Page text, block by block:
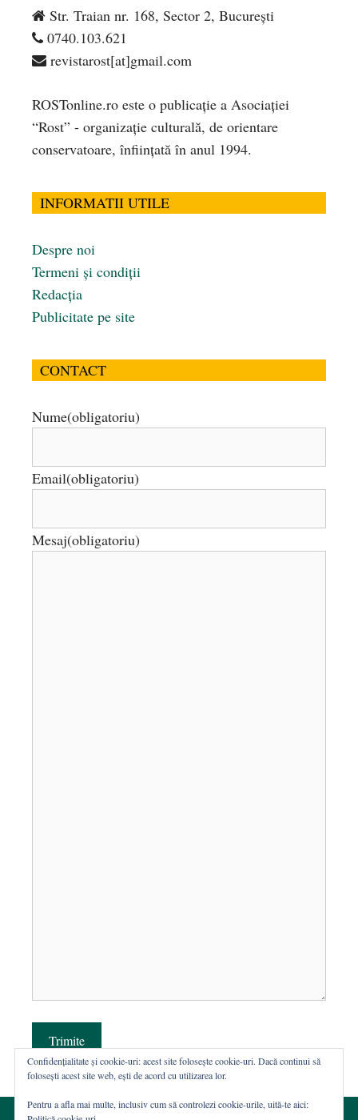
Str. Traian nr. 168, Sector 2, București
0740.103.621
revistarost[at]gmail.com
ROSTonline.ro este o publicaţie a Asociaţiei
“Rost” - organizaţie culturală, de orientare
conservatoare, înfiinţată în anul 1994.
INFORMATII UTILE
Despre noi
Termeni și condiții
Redacția
Publicitate pe site
CONTACT
Nume(obligatoriu)
Email(obligatoriu)
Mesaj(obligatoriu)
Trimite
Confidențialitate și cookie-uri: acest site folosește cookie-uri. Dacă continui să
folosești acest site web, ești de acord cu utilizarea lor.
Pentru a afla mai multe, inclusiv cum să controlezi cookie-urile, uită-te aici: